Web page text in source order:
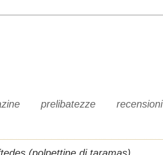
prelibatezze recensioni